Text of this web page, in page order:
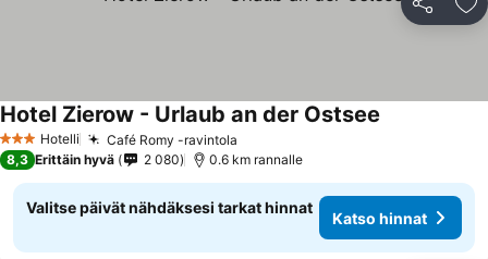
Jaa
3 Tähtiluokitus
Hotelli Café Romy -ravintola
Hotel Zierow - Urlaub an der Ostsee
8,3 Erittäin hyvä 2 080 0.6 km rannalle
Valitse päivät nähdäksesi tarkat hinnat
Katso hinnat